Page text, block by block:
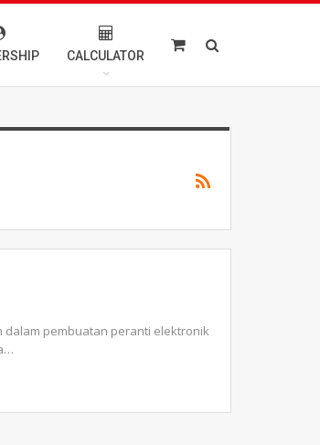
CALCULATOR
pembuatan peranti elektronik
…